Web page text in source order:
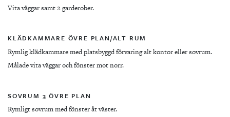
Vita väggar samt 2 garderober.
KLÄDKAMMARE ÖVRE PLAN/ALT RUM
Rymlig klädkammare med platsbyggd förvaring alt kontor eller sovrum.
Målade vita väggar och fönster mot norr.
SOVRUM 3 ÖVRE PLAN
Rymligt sovrum med fönster åt väster.